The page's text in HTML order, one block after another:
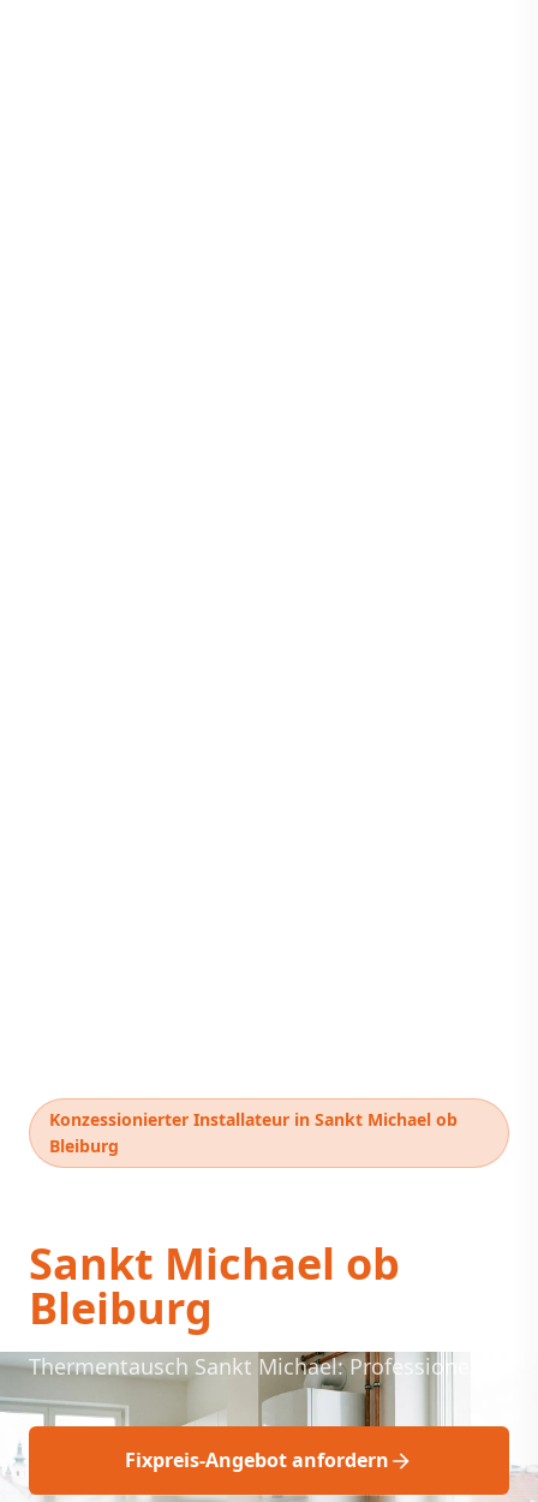
Konzessionierter Installateur in Sankt Michael ob
Bleiburg
Sankt Michael ob
Bleiburg
Thermentausch Sankt Michael: Professionell!
Fixpreis-Angebot anfordern